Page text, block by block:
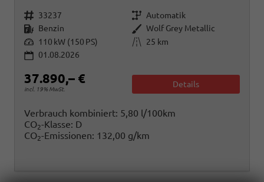
Fahrzeugnr. 33237 Getriebe Automatik
Kraftstoff Benzin Außenfarbe Wolf Grey Metallic
Leistung 110 kW (150 PS) Kilometerstand
25 km
01.08.2026
37.890,– €
incl. 19% MwSt.
Details
Verbrauch kombiniert: 5,80 l/100km
CO2-Klasse: D
CO2-Emissionen: 132,00 g/km